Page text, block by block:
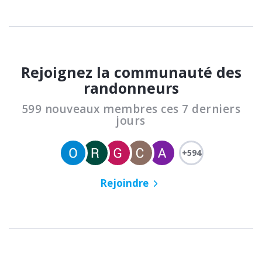
Rejoignez la communauté des
randonneurs
599 nouveaux membres ces 7 derniers
jours
+594
Rejoindre